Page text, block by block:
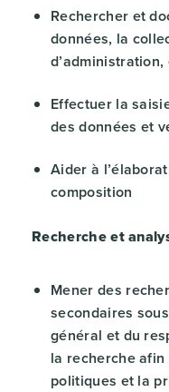
Rechercher et
données, la
d’administration,
Effectuer la
des données et
Aider à
composition
Recherche et
Mener des
secondaires
général et du
la recherche afin
politiques et la